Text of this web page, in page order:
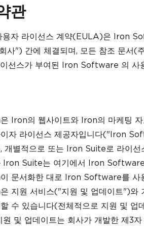
관
용자 라이선스 계약(EULA)은 Iron
사") 간에 체결되며, 모든 참조 문서(
선스가 부여된 Iron Software 의 사
Iron의 웹사이트와 Iron의 마케팅
이자 라이선스 제공자입니다("Iron
개별적으로 또는 Iron Suite로 라이선
Iron Suite는 여기에서 Iron Software
문서화한 대로 Iron Software를 사
지원 서비스("지원 및 업데이트")
수 있습니다(전체적으로 지원 및
원 및 업데이트는 회사가 개발한 제3